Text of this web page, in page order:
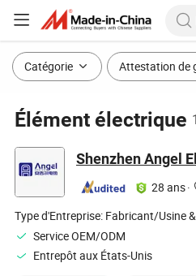
Catégorie Attestation de
Élément électrique
28 ans·
Type d'Entreprise: Fabricant/Usine
Service OEM/ODM
Entrepôt aux États-Unis